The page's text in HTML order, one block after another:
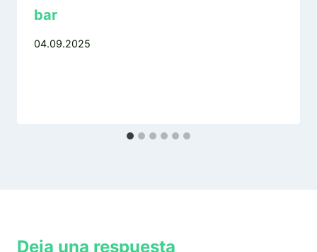
bar
04.09.2025
Deja una respuesta